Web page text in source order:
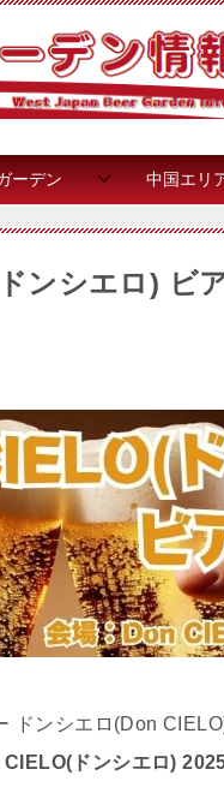
ーデン 中国エリ
ンシエロ) ビ
ドンシエロ(Don
CIELO(ドンシエロ)